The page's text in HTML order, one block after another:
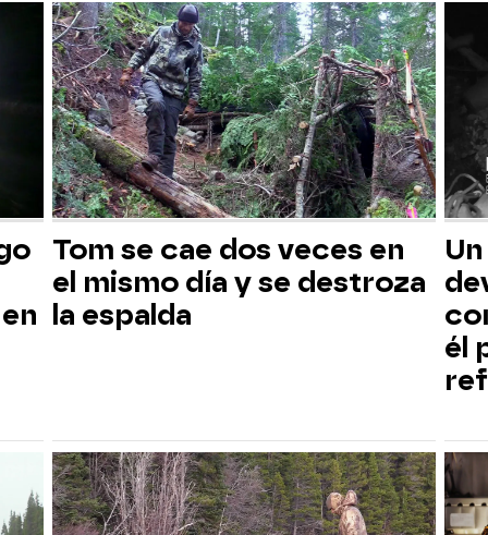
Tom se cae dos veces en
el mismo día y se destroza
la espalda
él